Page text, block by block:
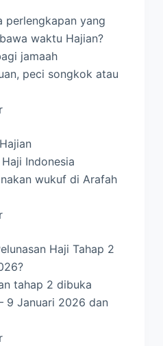
perlengkapan yang
waktu Hajian?
jamaah
peci songkok atau
Indonesia
wukuf di Arafah
Haji Tahap 2
tahap 2 dibuka
9 Januari 2026 dan